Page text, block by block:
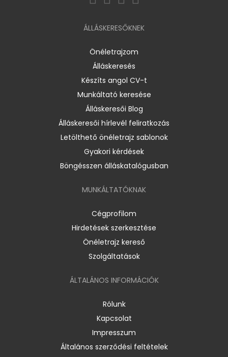
ÁLLÁSKERESŐKNEK
Önéletrajzom
Álláskeresés
Készíts angol CV-t
Munkáltató keresése
Álláskeresői Blog
Álláskeresői hírlevél feliratkozás
Letölthető önéletrajz sablonok
Gyakori kérdések
Böngésszen álláskatalógusban
MUNKÁLTATÓKNAK
Cégprofilom
Hirdetések szerkesztése
Önéletrajz kereső
Szolgáltatások
ÁLTALÁNOS INFORMÁCIÓK
Rólunk
Kapcsolat
Impresszum
Általános szerződési feltételek